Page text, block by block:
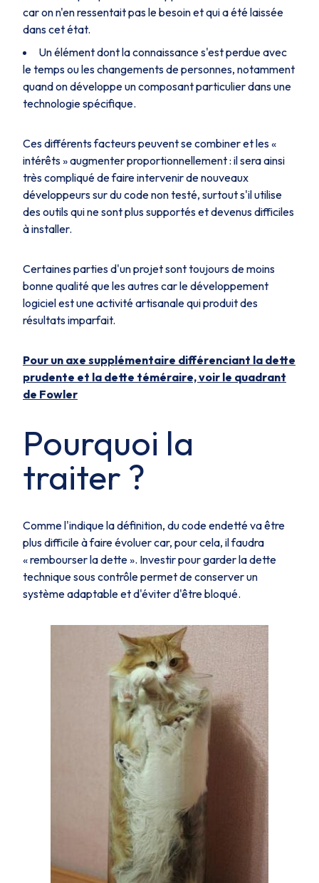
car on n'en ressentait pas le besoin et qui a été laissée
dans cet état.
Un élément dont la connaissance s'est perdue avec
le temps ou les changements de personnes, notamment
quand on développe un composant particulier dans une
technologie spécifique.
Ces différents facteurs peuvent se combiner et les «
intérêts » augmenter proportionnellement : il sera ainsi
très compliqué de faire intervenir de nouveaux
développeurs sur du code non testé, surtout s'il utilise
des outils qui ne sont plus supportés et devenus difficiles
à installer.
Certaines parties d'un projet sont toujours de moins
bonne qualité que les autrescar le développement
logiciel est une activité artisanale qui produit des
résultats imparfait.
Pour un axe supplémentaire différenciant la dette
prudente et la dette téméraire, voir le quadrant
de Fowler
Pourquoi la
traiter ?
Comme l'indique la définition, du code endetté va être
plus difficile à faire évoluer car, pour cela, il faudra
« rembourser la dette ». Investir pour garder la dette
technique sous contrôle permet de conserver un
système adaptable et d'éviter d'être bloqué.